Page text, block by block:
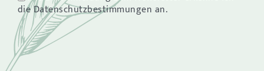
die Datenschutzbestimmungen an.